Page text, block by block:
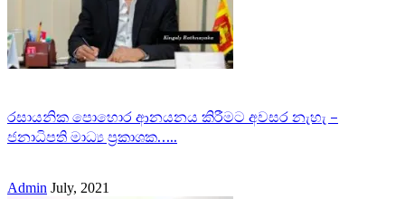
රසායනික පොහොර ආනයනය කිරීමට අවසර නැහැ –
ජනාධිපති මාධ්‍ය ප්‍රකාශක…..
Admin July, 2021